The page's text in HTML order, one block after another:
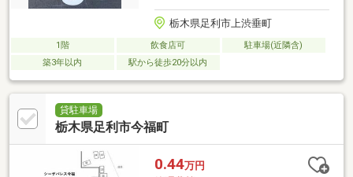
栃木県足利市上渋垂町
1階 飲食店可
駐車場(近隣含)
築3年以内
駅から徒歩20分以内
貸駐車場
栃木県足利市今福町
0.44万円